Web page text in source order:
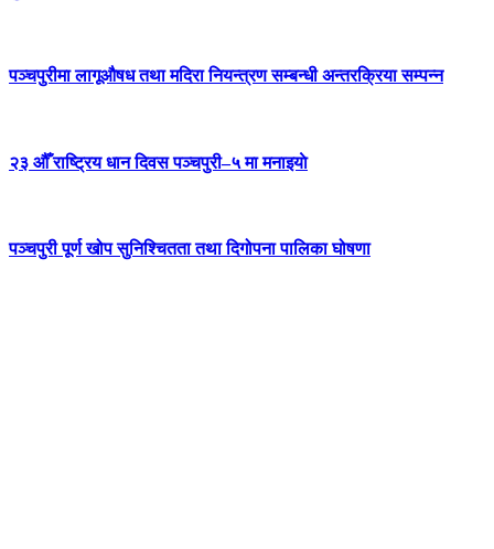
पञ्चपुरीमा लागूऔषध तथा मदिरा नियन्त्रण सम्बन्धी अन्तरक्रिया सम्पन्न
२३ औँ राष्ट्रिय धान दिवस पञ्चपुरी–५ मा मनाइयाे
पञ्चपुरी पूर्ण खोप सुनिश्चितता तथा दिगोपना पालिका घोषणा